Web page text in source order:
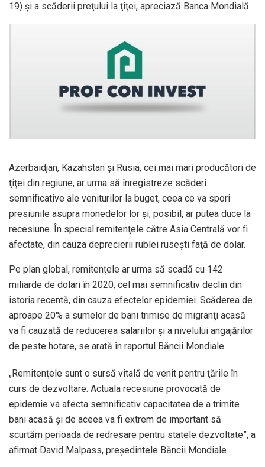
19) şi a scăderii preţului la ţiţei, apreciază Banca Mondială.
Azerbaidjan, Kazahstan şi Rusia, cei mai mari producători de
ţiţei din regiune, ar urma să înregistreze scăderi
semnificative ale veniturilor la buget, ceea ce va spori
presiunile asupra monedelor lor şi, posibil, ar putea duce la
recesiune. În special remitenţele către Asia Centrală vor fi
afectate, din cauza deprecierii rublei ruseşti faţă de dolar.
Pe plan global, remitenţele ar urma să scadă cu 142
miliarde de dolari în 2020, cel mai semnificativ declin din
istoria recentă, din cauza efectelor epidemiei. Scăderea de
aproape 20% a sumelor de bani trimise de migranţi acasă
va fi cauzată de reducerea salariilor şi a nivelului angajărilor
de peste hotare, se arată în raportul Băncii Mondiale.
„Remitenţele sunt o sursă vitală de venit pentru ţările în
curs de dezvoltare. Actuala recesiune provocată de
epidemie va afecta semnificativ capacitatea de a trimite
bani acasă şi de aceea va fi extrem de important să
scurtăm perioada de redresare pentru statele dezvoltate”, a
afirmat David Malpass, preşedintele Băncii Mondiale.